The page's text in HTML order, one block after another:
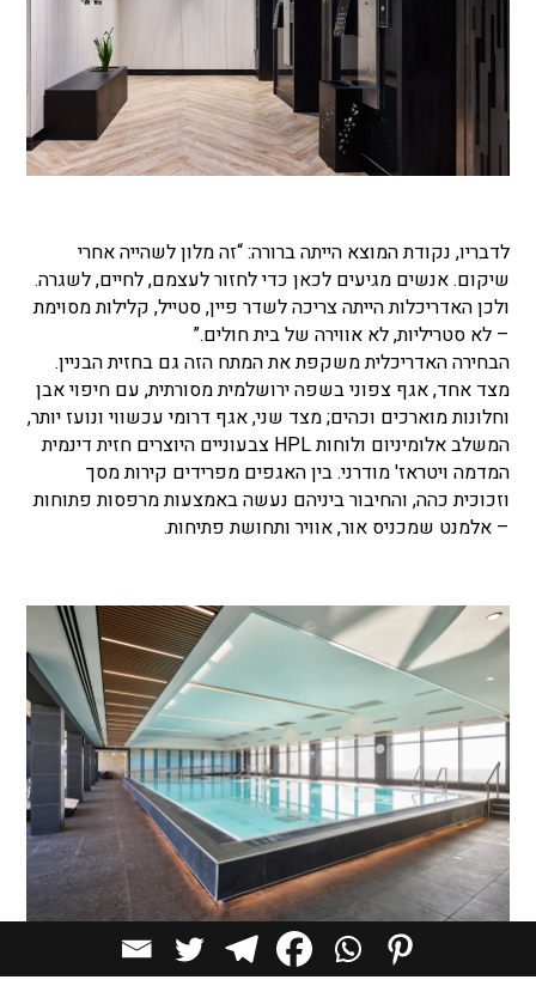
לדבריו, נקודת המוצא הייתה ברורה: “זה מלון לשהייה אחרי
שיקום. אנשים מגיעים לכאן כדי לחזור לעצמם, לחיים, לשגרה.
ולכן האדריכלות הייתה צריכה לשדר פיין, סטייל, קלילות מסוימת
– לא סטריליות, לא אווירה של בית חולים.”
הבחירה האדריכלית משקפת את המתח הזה גם בחזית הבניין.
מצד אחד, אגף צפוני בשפה ירושלמית מסורתית, עם חיפוי אבן
וחלונות מוארכים וכהים; מצד שני, אגף דרומי עכשווי ונועז יותר,
המשלב אלומיניום ולוחות HPL צבעוניים היוצרים חזית דינמית
המדמה ויטראז' מודרני. בין האגפים מפרידים קירות מסך
וזכוכית כהה, והחיבור ביניהם נעשה באמצעות מרפסות פתוחות
– אלמנט שמכניס אור, אוויר ותחושת פתיחות.